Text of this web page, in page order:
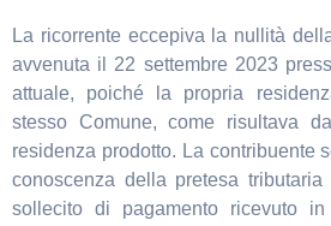
La ricorrente eccepiva la nullità
avvenuta il 22 settembre 2023
attuale, poiché la propria
stesso Comune, come risultava
residenza prodotto. La contribuente
conoscenza della pretesa
sollecito di pagamento ricevuto